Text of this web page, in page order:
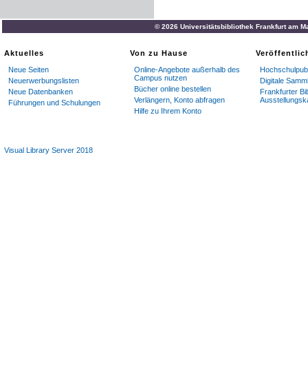
© 2026 Universitätsbibliothek Frankfurt am
Aktuelles
Neue Seiten
Neuerwerbungslisten
Neue Datenbanken
Führungen und Schulungen
Von zu Hause
Online-Angebote außerhalb des
Campus nutzen
Bücher online bestellen
Verlängern, Konto abfragen
Hilfe zu Ihrem Konto
Digitale
Frankfurter
Visual Library Server 2018